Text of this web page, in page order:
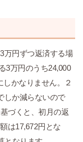
万円ずつ返済する場
3万円のうち24,000
かなりません。２
しか減らないので
づくと、初月の返
は17,672円とな